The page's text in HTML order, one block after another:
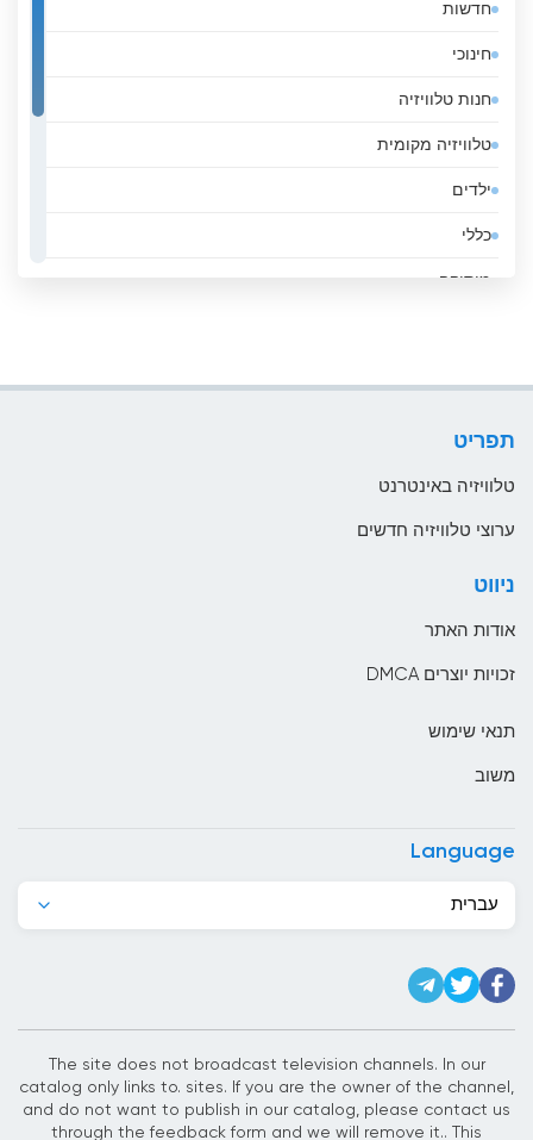
אלג&#039;יריה
אנגולה
אנדורה
אסטוניה
אפגניסטן
אקוודור
בלארוס
ברבדוס
ברזיל
ג&#039;יבוטי
חדשות
חינוכי
חנות טלוויזיה
טלוויזיה מקומית
ילדים
כללי
מוסיקה
תפריט
טלוויזיה באינטרנט
ערוצי טלוויזיה חדשים
ניווט
אודות האתר
זכויות יוצרים DMCA
תנאי שימוש
משוב
Language
עברית
The site does not broadcast television channels. In our
catalog only links to. sites. If you are the owner of the channel,
and do not want to publish in our catalog, please contact us
through the feedback form and we will remove it.. This